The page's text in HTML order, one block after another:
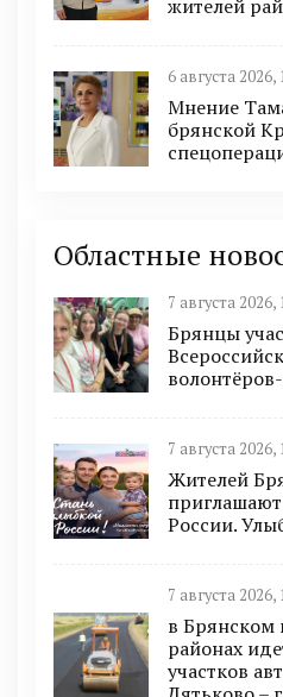
жителей
6 августа 2026,
Мнение
брянской
Областные
7 августа 2026,
Брянцы
7 августа 2026,
Жителей
России.
7 августа 2026,
в Брянском
районах
участков